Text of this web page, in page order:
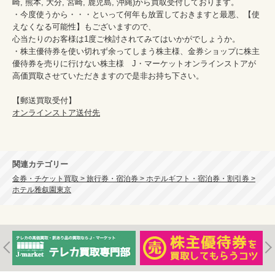
崎, 熊本, 大分, 宮崎, 鹿児島, 沖縄)から買取受付しております。
・今度使うから・・・といって何年も放置しておきますと最悪、【使
えなくなる可能性】もございますので、
心当たりのお客様は1度ご検討されてみてはいかがでしょうか。
・株主優待券を使い切れず余ってしまう株主様、金券ショップに株主
優待券を売りに行けない株主様　J・マーケットオンラインストアが
高価買取させていただきますので是非お持ち下さい。
オンラインストア送付先
関連カテゴリー
金券・チケット買取 > 旅行券・宿泊券 > ホテルギフト・宿泊券・割引券 >
ホテル雅叙園東京